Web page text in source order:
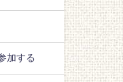
加する